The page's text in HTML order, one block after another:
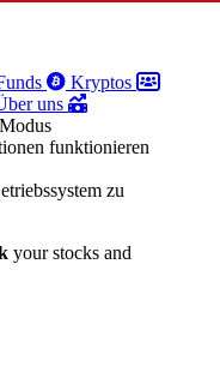
Kryptos
uns
funktionieren
zu
your stocks and